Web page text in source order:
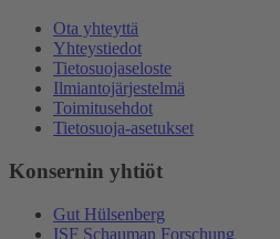
Ota yhteyttä
Yhteystiedot
Tietosuojaseloste
Ilmiantojärjestelmä
Toimitusehdot
Tietosuoja-asetukset
Konsernin yhtiöt
Gut Hülsenberg
ISF Schauman Forschung